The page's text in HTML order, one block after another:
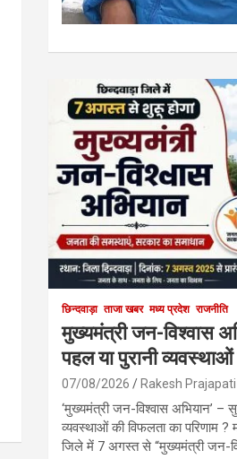
छिन्दवाड़ा ताजा खबर मध्य प्रदेश राजनीति
मुख्यमंत्री जन-विश्वास
पहल या पुरानी
07/08/2026 Rakesh Prajapati
‘मुख्यमंत्री जन-विश्वास अभियान’ –
व्यवस्थाओं की विफलता का परिणाम ?
जिले में 7 अगस्त से “मुख्यमंत्री जन-